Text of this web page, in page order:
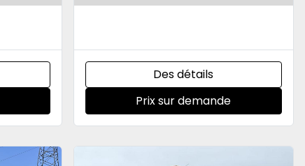
Des détails
Prix sur demande